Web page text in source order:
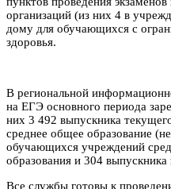
организаций (из них 4 в
дому для обучающихся с
здоровья.
В региональной
на ЕГЭ основного периода
них 3 492 выпускника
среднее общее образование
обучающихся учреждений
образования и 304
Все службы готовы к